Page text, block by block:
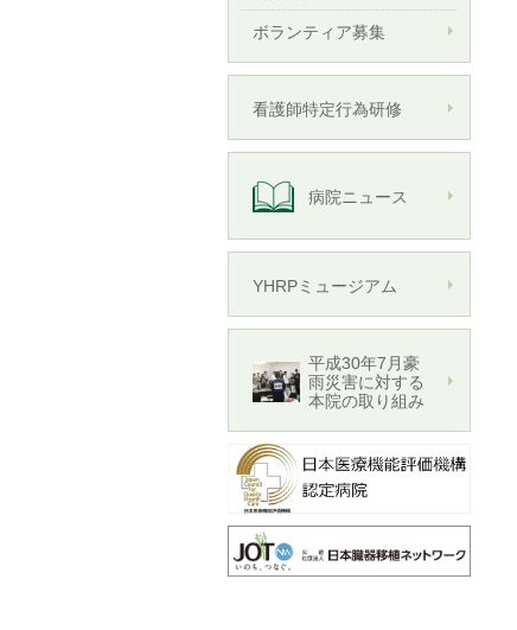
ボランティア募集
看護師特定行為研修
病院ニュース
YHRPミュージアム
平成30年7月豪
雨災害に対する
本院の取り組み